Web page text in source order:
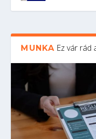
MUNKA Ez vár rád